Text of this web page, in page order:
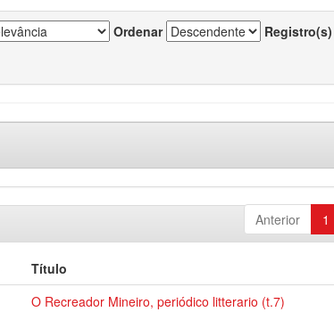
Ordenar Registro(s)
Anterior 1
Título
O Recreador Mineiro, periódico litterario (t.7)